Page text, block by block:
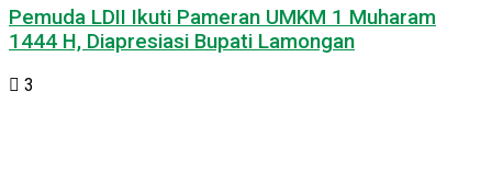
Pemuda LDII Ikuti Pameran UMKM 1 Muharam
1444 H, Diapresiasi Bupati Lamongan
3